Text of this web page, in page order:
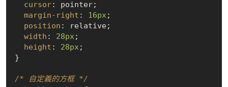
cursor: pointer;
margin-right : 16px ;
position : relative;
width : 28px ;
height : 28px ;
}
/* 自定義的方框 */